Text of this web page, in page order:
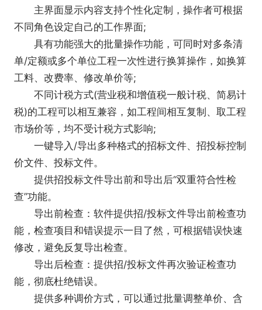
主界面显示内容支持个性化定制，操作者可根据
不同角色设定自己的工作界面;
具有功能强大的批量操作功能，可同时对多条清
单/定额或多个单位工程一次性进行换算操作，如换算
工料、改费率、修改单价等;
不同计税方式(营业税和增值税一般计税、简易计
税)的工程可以相互兼容，如工程间相互复制、取工程
市场价等，均不受计税方式影响;
一键导入/导出多种格式的招标文件、招投标控制
价文件、投标文件。
提供招投标文件导出前和导出后“双重符合性检
查”功能。
导出前检查：软件提供招/投标文件导出前检查功
能，检查项目和错误提示一目了然，可根据错误快速
修改，避免反复导出检查。
导出后检查：提供招/投标文件再次验证检查功
能，彻底杜绝错误。
提供多种调价方式，可以通过批量调整单价、含